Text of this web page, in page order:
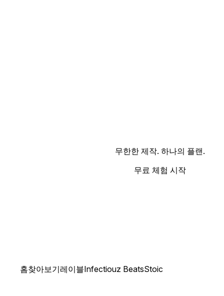
무한한 제작. 하나의 플랜.
무료 체험 시작
홈찾아보기레이블Infectiouz BeatsStoic